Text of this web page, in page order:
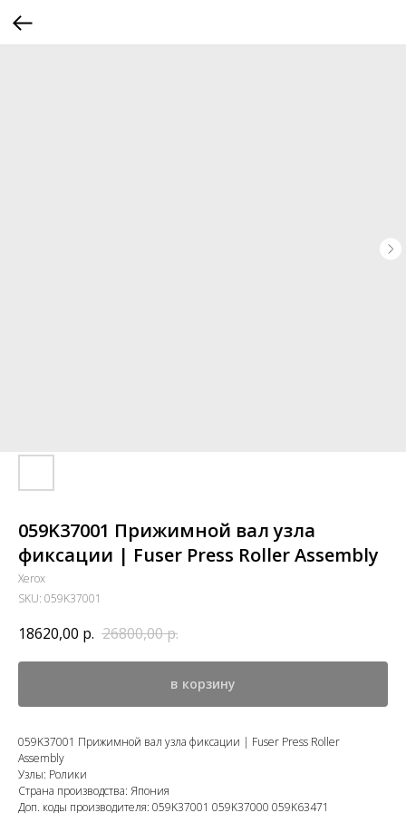
059K37001 Прижимной вал узла
фиксации | Fuser Press Roller Assembly
Xerox
SKU: 059K37001
18620,00 р. 26800,00р.
в корзину
059K37001 Прижимной вал узла фиксации | Fuser Press Roller
Assembly
Узлы: Ролики
Страна производства: Япония
Доп. коды производителя: 059K37001 059K37000 059K63471